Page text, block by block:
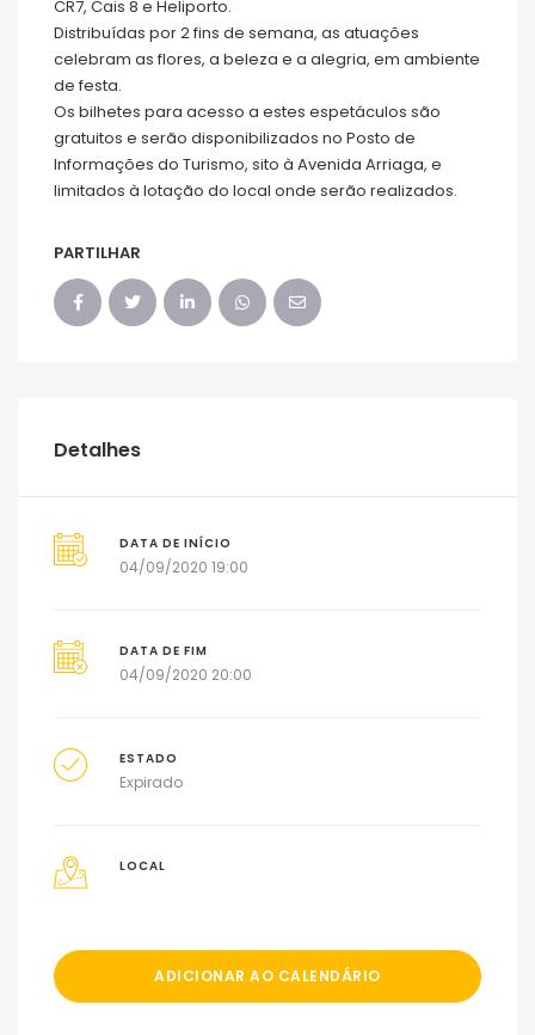
CR7, Cais 8 e Heliporto.
Distribuídas por 2 fins de semana, as atuações
celebram as flores, a beleza e a alegria, em ambiente
de festa.
Os bilhetes para acesso a estes espetáculos são
gratuitos e serão disponibilizados no Posto de
Informações do Turismo, sito à Avenida Arriaga, e
limitados à lotação do local onde serão realizados.
PARTILHAR
Detalhes
DATA DE INÍCIO
04/09/2020 19:00
DATA DE FIM
04/09/2020 20:00
ESTADO
Expirado
LOCAL
ADICIONAR AO CALENDÁRIO